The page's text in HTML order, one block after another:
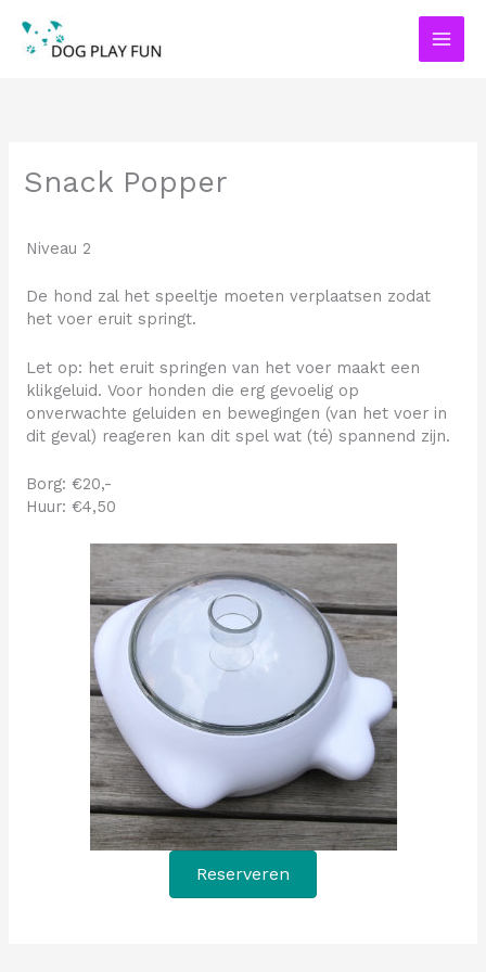
naar
Snack Popper
Niveau 2
De hond zal het speeltje moeten verplaatsen zodat
het voer eruit springt.
Let op: het eruit springen van het voer maakt een
klikgeluid. Voor honden die erg gevoelig op
onverwachte geluiden en bewegingen (van het voer in
dit geval) reageren kan dit spel wat (té) spannend zijn.
Borg: €20,-
Huur: €4,50
Reserveren